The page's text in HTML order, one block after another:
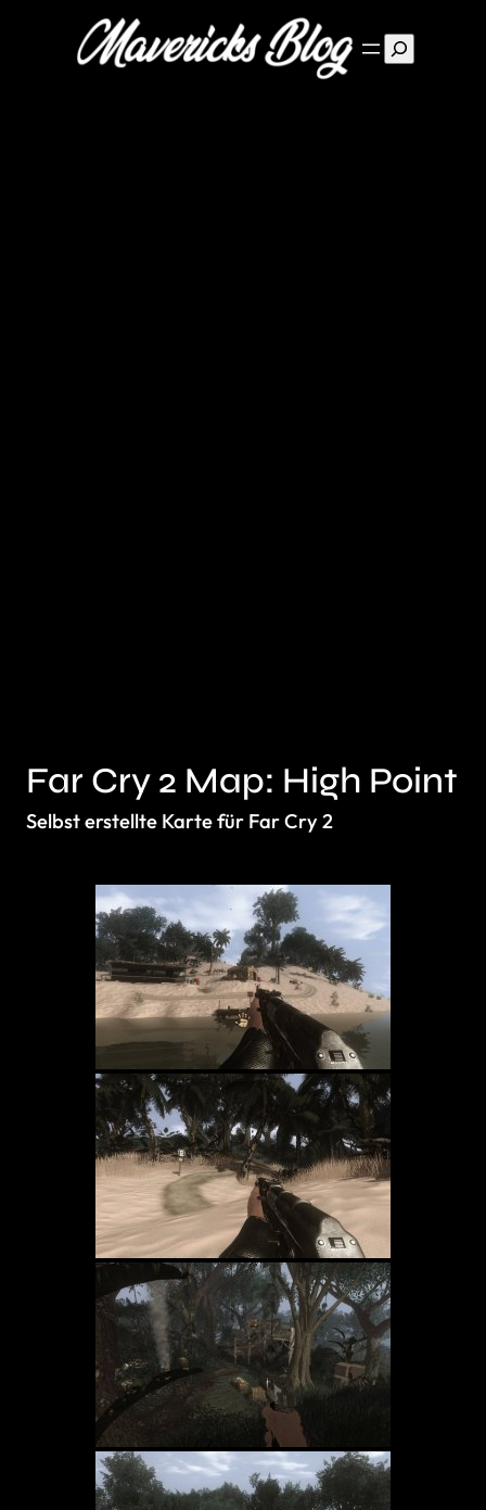
Suchen
Far Cry 2 Map: High Point
Selbst erstellte Karte für Far Cry 2